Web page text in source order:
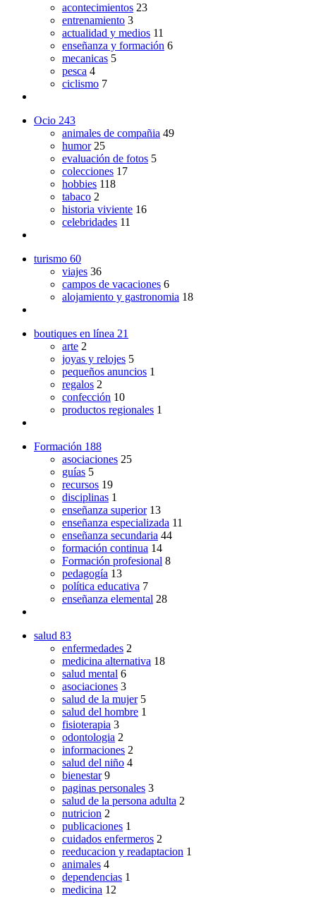
acontecimientos 23
entrenamiento 3
actualidad y medios 11
enseñanza y formación 6
mecanicas 5
pesca 4
ciclismo 7
Ocio 243
animales de compañia 49
humor 25
evaluación de fotos 5
colecciones 17
hobbies 118
tabaco 2
historia viviente 16
celebridades 11
turismo 60
viajes 36
campos de vacaciones 6
alojamiento y gastronomia 18
boutiques en línea 21
arte 2
joyas y relojes 5
pequeños anuncios 1
regalos 2
confección 10
productos regionales 1
Formación 188
asociaciones 25
guías 5
recursos 19
disciplinas 1
enseñanza superior 13
enseñanza especializada 11
enseñanza secundaria 44
formación continua 14
Formación profesional 8
pedagogía 13
política educativa 7
enseñanza elemental 28
salud 83
enfermedades 2
medicina alternativa 18
salud mental 6
asociaciones 3
salud de la mujer 5
salud del hombre 1
fisioterapia 3
odontologia 2
informaciones 2
salud del niño 4
bienestar 9
paginas personales 3
salud de la persona adulta 2
nutricion 2
publicaciones 1
cuidados enfermeros 2
reeducacion y readaptacion 1
animales 4
dependencias 1
medicina 12